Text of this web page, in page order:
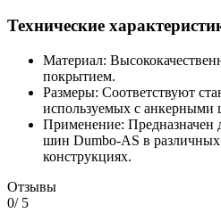
Технические
Материал:
покрытием.
Размеры: Соответствуют
используемых с
Применение: Предназначен
шин Dumbo-AS в различных
конструкциях.
Отзывы
0/ 5